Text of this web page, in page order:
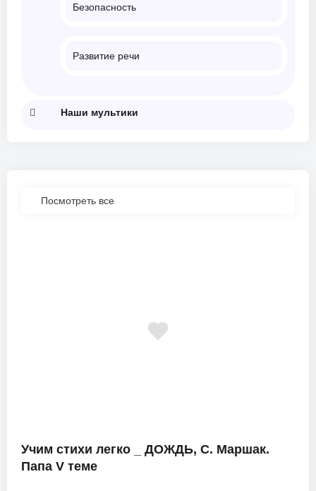
Безопасность
Развитие речи
Наши мультики
Посмотреть все
Учим стихи легко _ ДОЖДЬ, С. Маршак.
Папа V теме